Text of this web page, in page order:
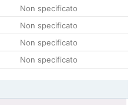
Non specificato
Non specificato
Non specificato
Non specificato